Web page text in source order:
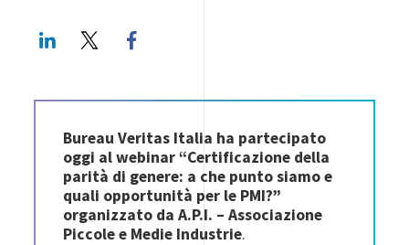
LinkedInTwitter
Bureau Veritas Italia ha partecipato
oggi al webinar “Certificazione della
parità di genere: a che punto siamo e
quali opportunità per le PMI?”
organizzato da A.P.I. – Associazione
Piccole e Medie Industrie.